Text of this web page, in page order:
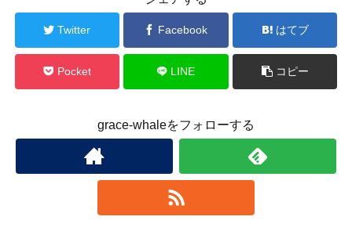
Twitter Facebook はてブ
Pocket LINE コピー
grace-whaleをフォローする